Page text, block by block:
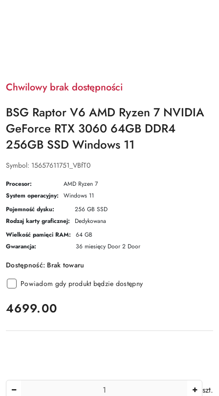
Chwilowy brak dostępności
BSG Raptor V6 AMD Ryzen 7 NVIDIA
GeForce RTX 3060 64GB DDR4
256GB SSD Windows 11
Symbol: 15657611751_VBfT0
Procesor:
AMD Ryzen 7
System operacyjny:
Windows 11
Pojemność dysku:
256 GB SSD
Rodzaj karty graficznej:
Dedykowana
Wielkość pamięci RAM:
64 GB
Gwarancja:
36 miesięcy Door 2 Door
Dostępność: Brak towaru
Powiadom gdy produkt będzie dostępny
cena:
4699.00
szt.